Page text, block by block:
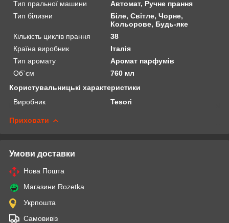
Тип пральної машини
Автомат, Ручне прання
Тип білизни
Біле, Світле, Чорне,
Кольорове, Будь-яке
Кількість циклів прання
38
Країна виробник
Італія
Тип аромату
Аромат парфумів
Об`єм
760 мл
Користувальницькі характеристики
Виробник
Tesori
Приховати
Умови доставки
Нова Пошта
Магазини Rozetka
Укрпошта
Самовивіз